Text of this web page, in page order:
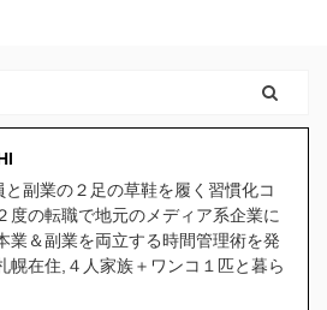
と副業の２足の草鞋を履く習慣化コ
度の転職で地元のメディア系企業に
業＆副業を両立する時間管理術を発
幌在住,４人家族＋ワンコ１匹と暮ら